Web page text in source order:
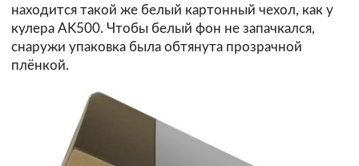
находится такой же белый картонный чехол, как у
кулера AK500. Чтобы белый фон не запачкался,
снаружи упаковка была обтянута прозрачной
плёнкой.